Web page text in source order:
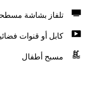
تلفاز بشاشة
كابل أو قنوات
مسبح أطفال